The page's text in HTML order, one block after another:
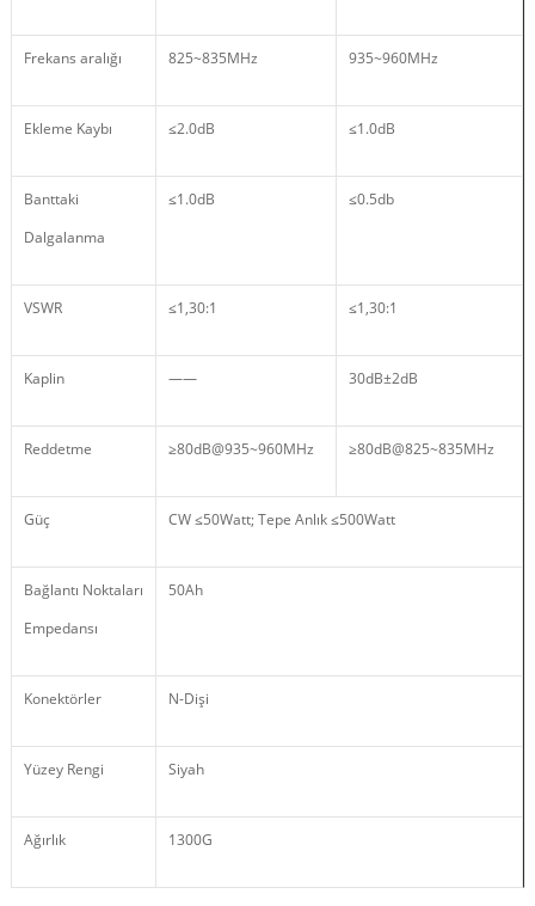
Frekans aralığı 825~835MHz 935~960MHz
Ekleme Kaybı ≤2.0dB ≤1.0dB
Banttaki
Dalgalanma
≤1.0dB ≤0.5db
VSWR ≤1,30:1 ≤1,30:1
Kaplin —— 30dB±2dB
Reddetme ≥80dB@935~960MHz ≥80dB@825~835MHz
Güç CW ≤50Watt; Tepe Anlık ≤500Watt
Bağlantı Noktaları
Empedansı
50Ah
Konektörler N-Dişi
Yüzey Rengi Siyah
Ağırlık 1300G